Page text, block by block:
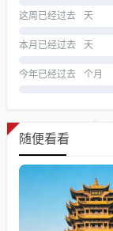
这周已经过去 天
本月已经过去 天
今年已经过去 个月
随便看看